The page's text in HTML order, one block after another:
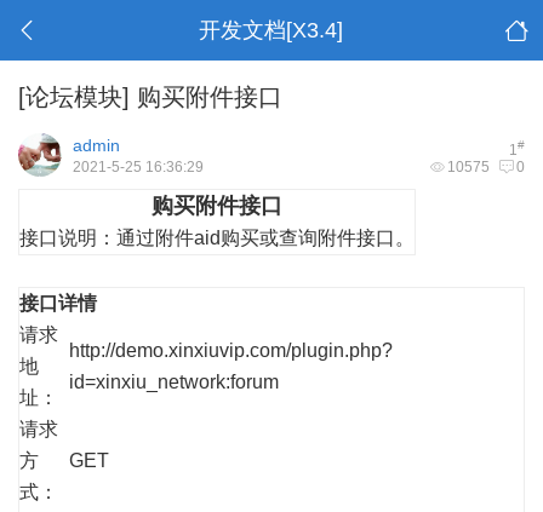
开发文档[X3.4]
[论坛模块] 购买附件接口
1#
admin
10575 0
2021-5-25 16:36:29
购买附件接口
接口说明： 通过附件aid购买或查询附件接口。
接口详情
请求
地
址：
http://demo.xinxiuvip.com/plugin.php?
id=xinxiu_network:forum
请求
方
式：
GET